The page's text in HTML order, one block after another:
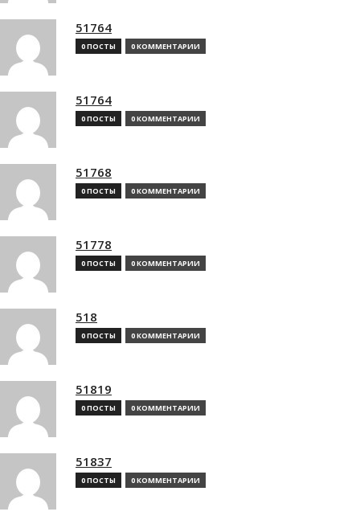
51764
0 ПОСТЫ 0 КОММЕНТАРИИ
51764
0 ПОСТЫ 0 КОММЕНТАРИИ
51768
0 ПОСТЫ 0 КОММЕНТАРИИ
51778
0 ПОСТЫ 0 КОММЕНТАРИИ
518
0 ПОСТЫ 0 КОММЕНТАРИИ
51819
0 ПОСТЫ 0 КОММЕНТАРИИ
51837
0 ПОСТЫ 0 КОММЕНТАРИИ